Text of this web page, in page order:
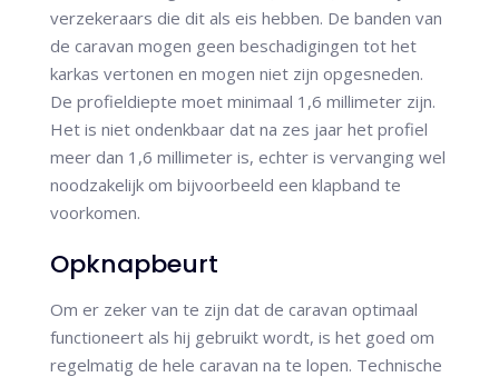
verzekeraars die dit als eis hebben. De banden van
de caravan mogen geen beschadigingen tot het
karkas vertonen en mogen niet zijn opgesneden.
De profieldiepte moet minimaal 1,6 millimeter zijn.
Het is niet ondenkbaar dat na zes jaar het profiel
meer dan 1,6 millimeter is, echter is vervanging wel
noodzakelijk om bijvoorbeeld een klapband te
voorkomen.
Opknapbeurt
Om er zeker van te zijn dat de caravan optimaal
functioneert als hij gebruikt wordt, is het goed om
regelmatig de hele caravan na te lopen. Technische